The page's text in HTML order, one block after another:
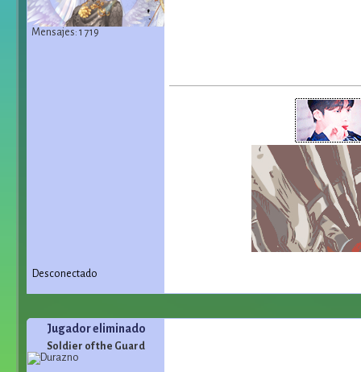
Mensajes: 1 719
Desconectado
Jugador eliminado
Soldier of the Guard